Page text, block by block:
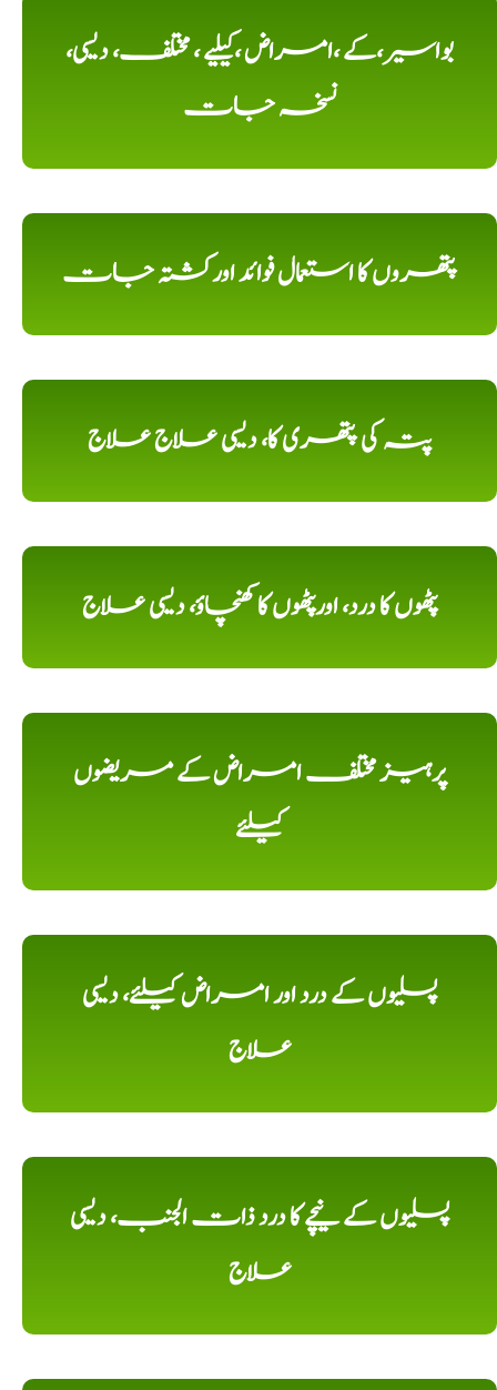
بواسیر،کے ،امراض ،کیلیے ، مختلف، دیسی،
نسخہ جات
پتھروں کا استعمال فوائد اورکشتہ جات
پتہ کی پتھری کا، دیسی علاج علاج
پٹھوں کا درد، اورپٹھوں کا کھنچاؤ، دیسی علاج
پرہیز مختلف امراض کے مریضوں
کیلئے
پسلیوں کے درد اور امراض کیلئے، دیسی
علاج
پسلیوں کے نیچے کا درد ذات الجنب، دیسی
علاج